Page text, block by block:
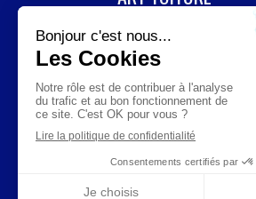
Pour tous vos
couverture,
de toiture,
de fuiteen Ile-de-
n'hésitez pas à
TOITURE!
Artisan.